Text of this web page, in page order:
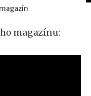
magazínu: